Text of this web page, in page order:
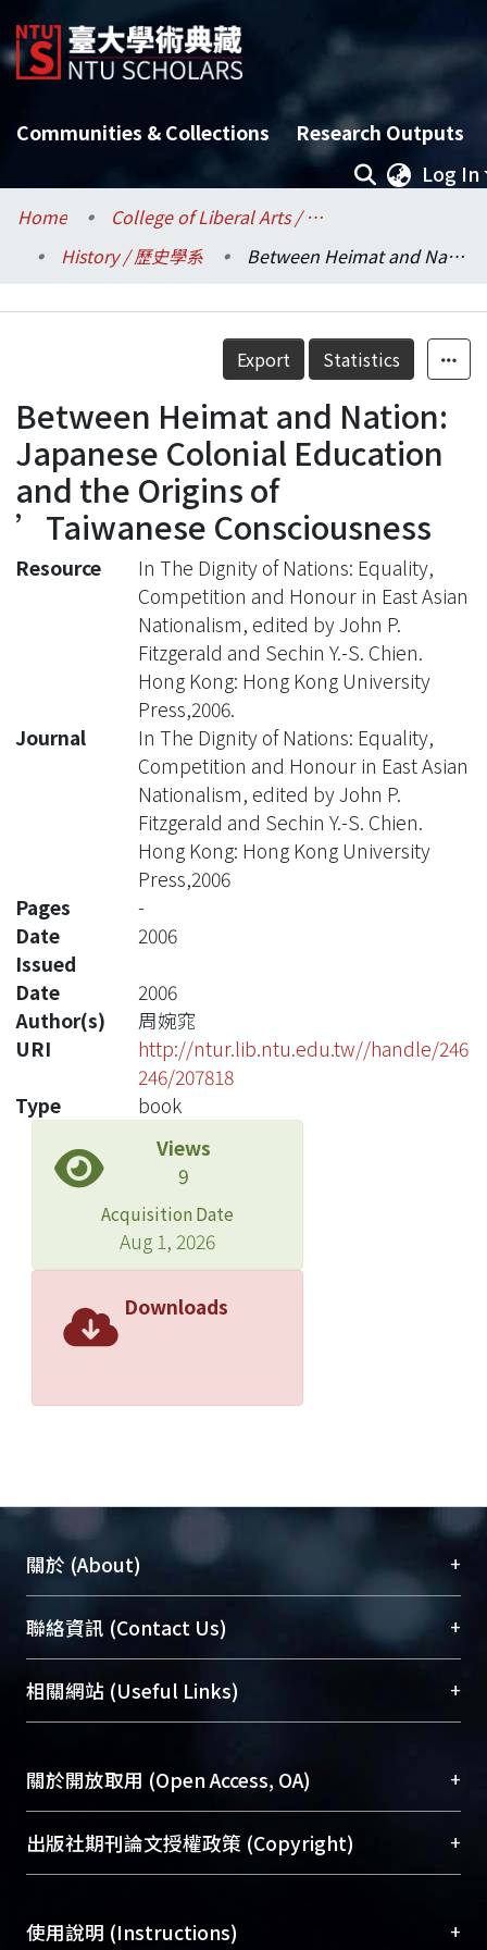
Communities & Collections
Research Outputs
Log In
Home
College of Liberal Arts / 文學院
History / 歷史學系
Between Heimat and Nation: Japanese Colonial Education and the Origins of ’Taiwanese Consciousness
Details
Export Statistics
Between Heimat and Nation:
Japanese Colonial Education
and the Origins of
’Taiwanese Consciousness
Resource
In The Dignity of Nations: Equality,
Competition and Honour in East Asian
Nationalism, edited by John P.
Fitzgerald and Sechin Y.-S. Chien.
Hong Kong: Hong Kong University
Press,2006.
Journal
In The Dignity of Nations: Equality,
Competition and Honour in East Asian
Nationalism, edited by John P.
Fitzgerald and Sechin Y.-S. Chien.
Hong Kong: Hong Kong University
Press,2006
Pages
-
Date
Issued
2006
Date
2006
Author(s)
周婉窕
URI
http://ntur.lib.ntu.edu.tw//handle/246
246/207818
Type
book
Views
9
Acquisition Date
Aug 1, 2026
Downloads
關於 (About) +
臺大位居世界頂尖大學之列，為永久珍藏及向國際
展現本校豐碩的研究成果及學術能量，圖書館整合
機構典藏（NTUR）與學術庫（AH）不同功能平
台，成為臺大學術典藏NTU scholars。期能整合研
成果。
To permanently archive and promote researcher
profiles and scholarly works, Library integrates the
services of “NTU Repository” with “Academic
聯絡資訊 (Contact Us) +
總館學科館員(Main Library)
醫學圖書館學科館員(Medical Library)
Sciences Library)
相關網站 (Useful Links) +
關於開放取用 (Open Access, OA) +
開放取用是從使用者角度提升資訊取用性的社會運
動，應用在學術研究上是透過將研究著作公開供使
用逐年攀升。同時可加速研究發展、提升研究影響
出版社期刊論文授權政策 (Copyright) +
含部分內容的版權非匯入者所有，或由第三方贊
使用說明 (Instructions) +